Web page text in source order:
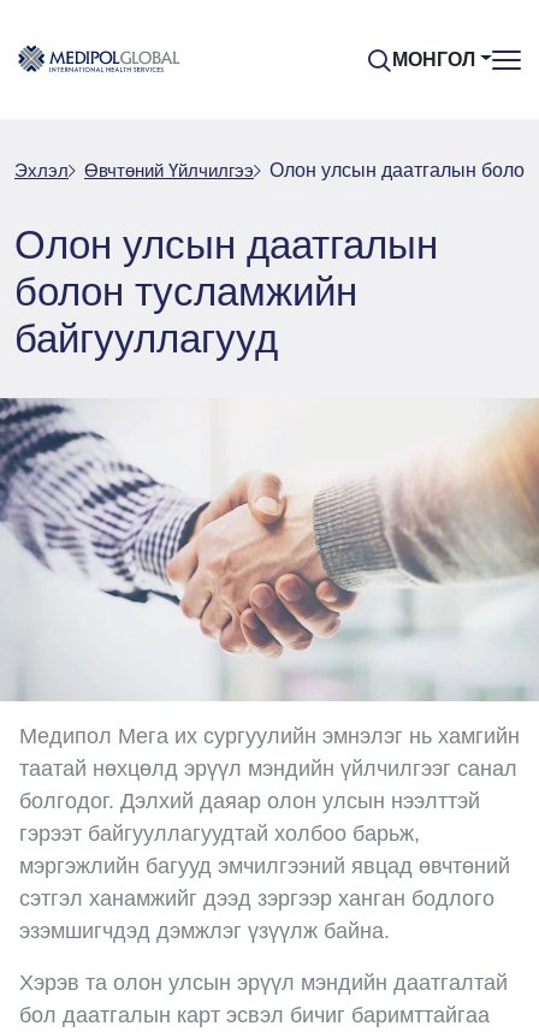
МОНГОЛ
Эхлэл Өвчтөний Үйлчилгээ Олон улсын даатгалын болон
Олон улсын даатгалын
болон тусламжийн
байгууллагууд
Медипол Мега их сургуулийн эмнэлэг нь хамгийн
таатай нөхцөлд эрүүл мэндийн үйлчилгээг санал
болгодог. Дэлхий даяар олон улсын нээлттэй
гэрээт байгууллагуудтай холбоо барьж,
мэргэжлийн багууд эмчилгээний явцад өвчтөний
сэтгэл ханамжийг дээд зэргээр ханган бодлого
эзэмшигчдэд дэмжлэг үзүүлж байна.
Хэрэв та олон улсын эрүүл мэндийн даатгалтай
бол даатгалын карт эсвэл бичиг баримттайгаа